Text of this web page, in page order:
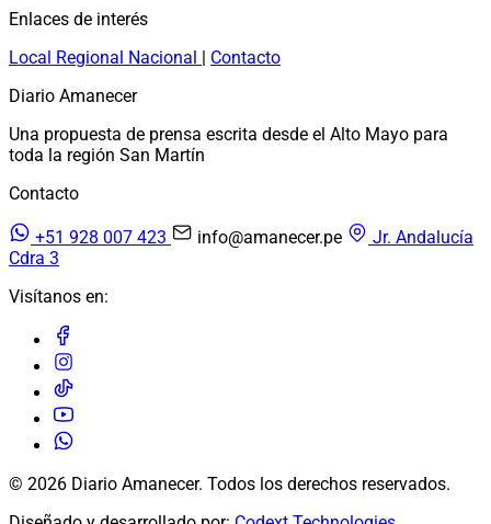
Enlaces de interés
Local Regional Nacional | Contacto
Diario Amanecer
Una propuesta de prensa escrita desde el Alto Mayo para
toda la región San Martín
Contacto
+51 928 007 423 info@amanecer.pe
Jr. Andalucía
Cdra 3
Visítanos en:
© 2026 Diario Amanecer. Todos los derechos reservados.